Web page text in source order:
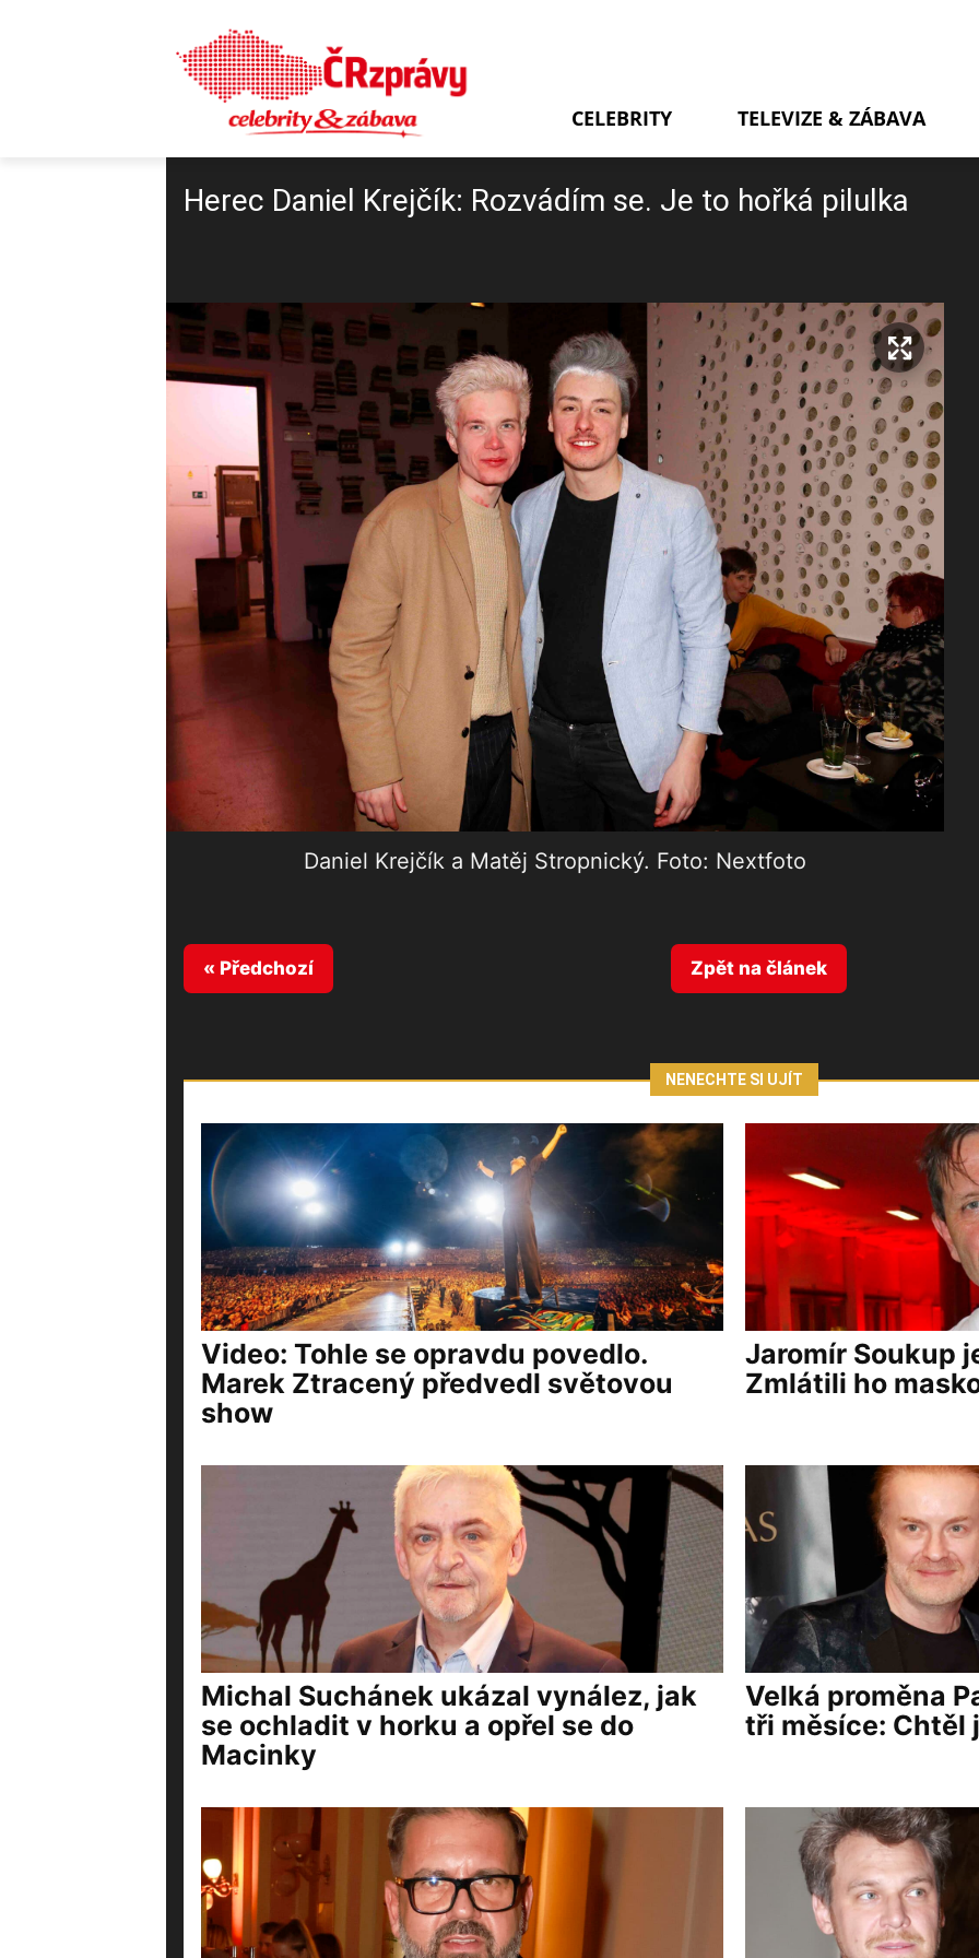
CELEBRITY TELEVIZE & ZÁBAVA
Herec Daniel Krejčík: Rozvádím se. Je to hořká pilulka
Daniel Krejčík a Matěj Stropnický. Foto: Nextfoto
« Předchozí Zpět na článek
NENECHTE SI UJÍT
Video: Tohle se opravdu povedlo.
Marek Ztracený předvedl světovou
show
Jaromír Soukup
Zmlátili ho
Michal Suchánek ukázal vynález, jak
se ochladit v horku a opřel se do
Macinky
Velká proměna
tři měsíce: Chtěl